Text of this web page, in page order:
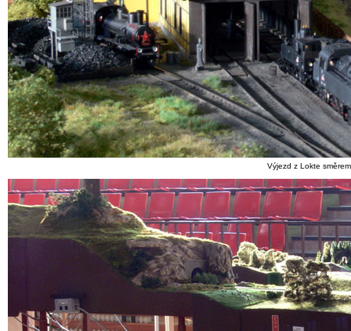
Výjezd z Lokte